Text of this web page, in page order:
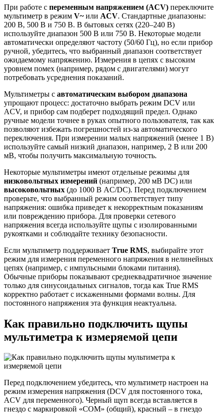
При работе с переменным напряжением (ACV) переключите
мультиметр в режим V~или ACV. Стандартные диапазоны:
200 В, 500 В и 750 В. В бытовых сетях (220–240 В)
используйте диапазон 500 В или 750 В. Некоторые модели
автоматически определяют частоту (50/60 Гц), но если прибор
ручной, убедитесь, что выбранный диапазон соответствует
ожидаемому напряжению. Измерения в цепях с высоким
уровнем помех (например, рядом с двигателями) могут
потребовать усреднения показаний.
Мультиметры с автоматическим выбором диапазона
упрощают процесс: достаточно выбрать режим DCV или
ACV, и прибор сам подберет подходящий предел. Однако
ручные модели точнее в руках опытного пользователя, так как
позволяют избежать погрешностей из-за автоматического
переключения. При измерении малых напряжений (менее 1 В)
используйте самый низкий диапазон, например, 2 В или 200
мВ, чтобы получить максимальную точность.
Некоторые мультиметры имеют отдельные режимы для
низковольтных измерений (например, 200 мВ DC) или
высоковольтных (до 1000 В AC/DC). Перед подключением
проверьте, что выбранный режим соответствует типу
напряжения: ошибка приведет к некорректным показаниям
или повреждению прибора. Для проверки сетевого
напряжения всегда используйте щупы с изолированными
рукоятками и соблюдайте технику безопасности.
Если мультиметр поддерживает True RMS, выбирайте этот
режим для измерения переменного напряжения в нелинейных
цепях (например, с импульсными блоками питания).
Обычные приборы показывают среднеквадратичное значение
только для синусоидальных сигналов, тогда как True RMS
корректно работает с искаженными формами волны. Для
постоянного напряжения эта функция неактуальна.
Как правильно подключить щупы
мультиметра к измеряемой цепи
Перед подключением убедитесь, что мультиметр настроен на
режим измерения напряжения (DCV для постоянного тока,
ACV для переменного). Черный щуп всегда вставляется в
гнездо с маркировкой «COM» (общий), красный – в гнездо